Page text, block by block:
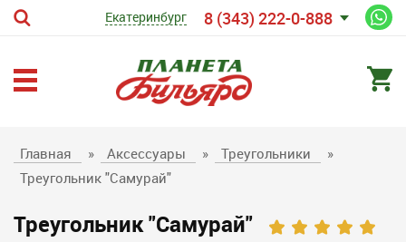
Екатеринбург 8 (343) 222-0-888
Главная » Аксессуары » Треугольники
»
Треугольник "Самурай"
Треугольник "Самурай"